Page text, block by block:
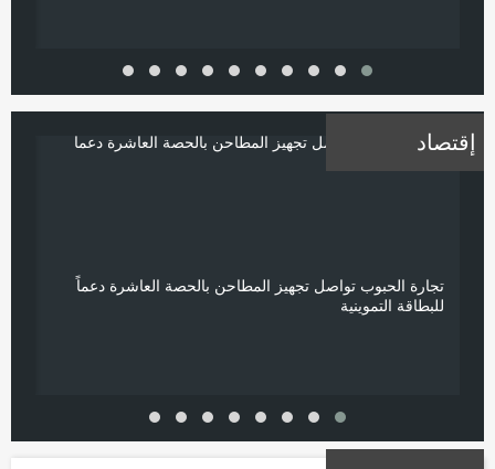
إقتصاد
تجارة الحبوب تواصل تجهيز المطاحن بالحصة العاشرة دعماً
للبطاقة التموينية